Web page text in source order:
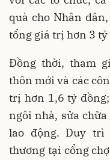
quà cho Nhân
tổng giá trị hơn 3 tỷ
Đồng thời, tham
thôn mới và các
trị hơn 1,6 tỷ
ngôi nhà, sửa
lao động. Duy
thương tại cổng